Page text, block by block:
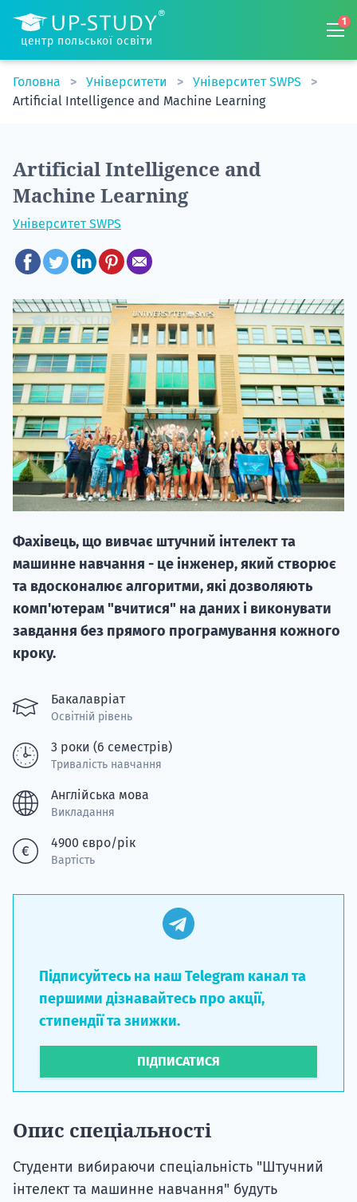
центр польської освіти
1
Головна Університети
Університет SWPS
Artificial Intelligence and Machine Learning
Artificial Intelligence and
Machine Learning
Університет SWPS
Фахівець, що вивчає штучний інтелект та
машинне навчання - це інженер, який створює
та вдосконалює алгоритми, які дозволяють
комп'ютерам "вчитися" на даних і виконувати
завдання без прямого програмування кожного
кроку.
Бакалавріат
Освітній рівень
3 роки (6 семестрів)
Тривалість навчання
Англійська мова
Викладання
4900 євро/рік
Вартість
Підписуйтесь на наш Telegram канал та
першими дізнавайтесь про акції,
стипендії та знижки.
ПІДПИСАТИСЯ
Опис спеціальності
Студенти вибираючи спеціальність "Штучний
інтелект та машинне навчання" будуть
20.09
"Навчання
вступ на